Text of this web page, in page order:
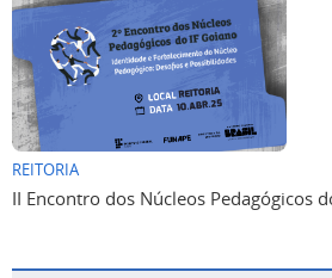
REITORIA
II Encontro dos Núcleos Pedagógicos